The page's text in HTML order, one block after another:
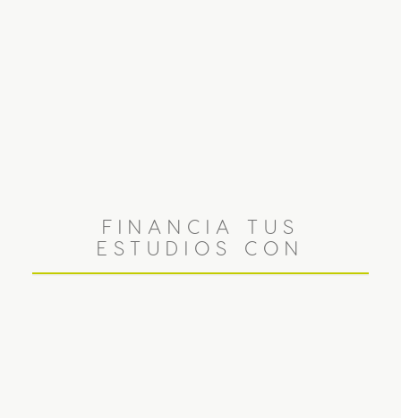
FINANCIA TUS
ESTUDIOS CON